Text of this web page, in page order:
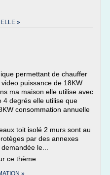
»
permettant de chauffer
puissance de 18KW
ma maison elle utilise avec
4 degrés elle utilise que
consommation annuelle
toit isolé 2 murs sont au
par des annexes
le...
ce thème
»